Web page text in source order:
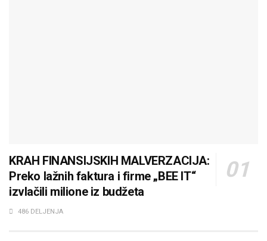
KRAH FINANSIJSKIH MALVERZACIJA:
Preko lažnih faktura i firme „BEE IT“
izvlačili milione iz budžeta
486 DELJENJA